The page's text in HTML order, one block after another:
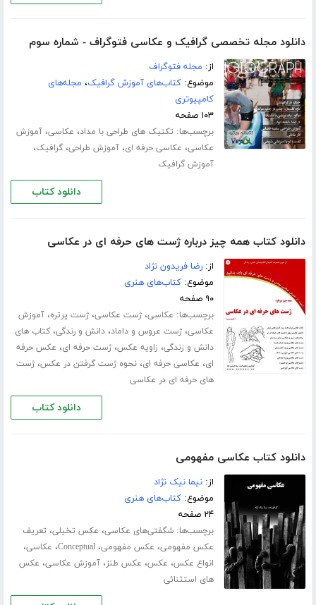
دانلود مجله تخصصی گرافیک و عکاسی فتوگراف - شماره سوم
از: مجله فتوگراف
موضوع:کتاب‌های آموزش گرافیک، مجله‌های
کامپیوتری
۱۰۳ صفحه
برچسب‌ها: تکنیک های طراحی با مداد، عکاسی،آموزش
عکاسی، عکاسی حرفه ای،آموزش طراحی،گرافیک،
آموزش گرافیک
دانلود کتاب
دانلود کتاب همه چیز درباره ژست های حرفه ای در عکاسی
از:رضا فریدون نژاد
موضوع:کتاب‌های هنری
۹۰ صفحه
برچسب‌ها: عکاسی،ژست عکاسی،ژست پرتره،آموزش
عکاسی،ژست عروس و داماد،دانش و رندگی،کتاب های
دانش و زندگی، زاویه عکس،ژست حرفه ای، عکس حرفه
ای، عکاسی حرفه ای،نحوه ژست گرفتن در عکس،ژست
های حرفه ای در عکاسی
دانلود کتاب
دانلود کتاب عکاسی مفهومی
از:نیما نیک نژاد
موضوع:کتاب‌های هنری
۲۴ صفحه
برچسب‌ها:شگفتی‌های عکاسی، عکس تخیلی، تعریف
عکس مفهومی، عکس مفهومی،Conceptual، عکاسی،
انواع عکس، عکس، عکس طنز،آموزش عکاسی، عکس
های استثنائی